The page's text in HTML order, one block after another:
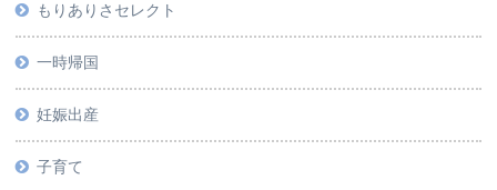
もりありさセレクト
一時帰国
妊娠出産
子育て